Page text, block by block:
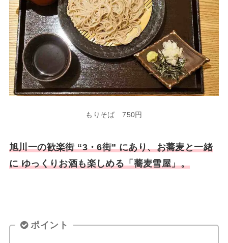
もりそば 750円
旭川一の歓楽街 “3・6街” にあり、お蕎麦と一緒
に ゆっくりお酒も楽しめる「蕎麦雪屋」。
ポイント